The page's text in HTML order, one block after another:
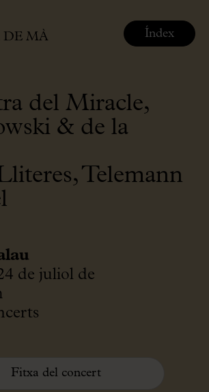
DE MÀ
del Miracle,
& de la
Telemann
de juliol de
Fitxa del concert
Índex